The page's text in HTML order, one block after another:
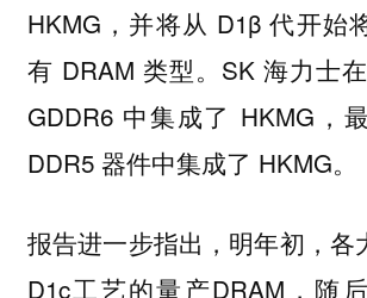
HKMG，并将从 D1β 代开始
有 DRAM 类型。SK 海力士
GDDR6 中集成了 HKMG，
DDR5 器件中集成了 HKMG。
报告进一步指出，明年初，各
D1c工艺的量产DRAM，随